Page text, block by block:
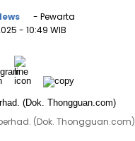
- Pewarta
- 10:49 WIB
(Dok. Thongguan.com)